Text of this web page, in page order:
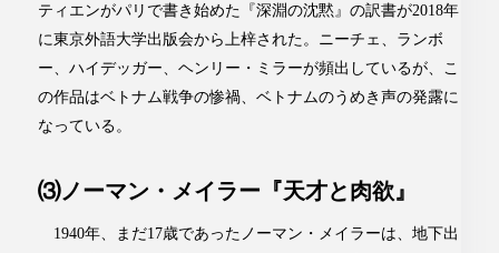
ティエンがパリで書き始めた『深淵の沈黙』の訳書が2018年
に東京外語大学出版会から上梓された。ニーチェ、ランボ
ー、ハイデッガー、ヘンリー・ミラーが頻出しているが、こ
の作品はベトナム戦争の惨禍、ベトナムのうめき声の発露に
なっている。
⑶ノーマン・メイラー『天才と肉欲』
1940年、まだ17歳であったノーマン・メイラーは、地下出